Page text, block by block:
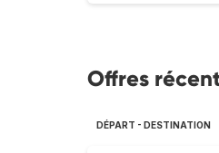
Offres
DÉPART - DESTINATION